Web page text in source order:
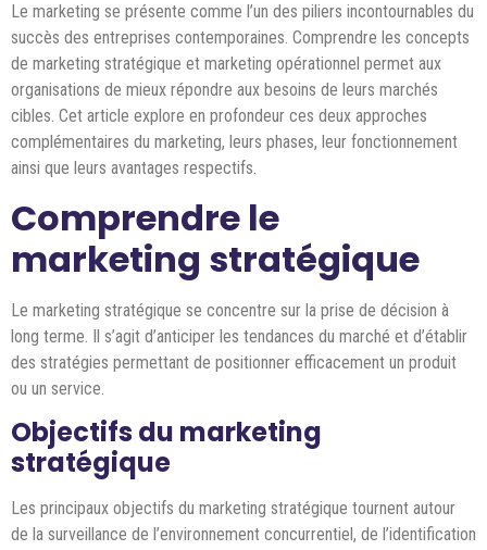
Le marketing se présente comme l’un des piliers incontournables du
succès des entreprises contemporaines. Comprendre les concepts
de marketing stratégique et marketing opérationnel permet aux
organisations de mieux répondre aux besoins de leurs marchés
cibles. Cet article explore en profondeur ces deux approches
complémentaires du marketing, leurs phases, leur fonctionnement
ainsi que leurs avantages respectifs.
Comprendre le
marketing stratégique
Le marketing stratégique se concentre sur la prise de décision à
long terme. Il s’agit d’anticiper les tendances du marché et d’établir
des stratégies permettant de positionner efficacement un produit
ou un service.
Objectifs du marketing
stratégique
Les principaux objectifs du marketing stratégique tournent autour
de la surveillance de l’environnement concurrentiel, de l’identification